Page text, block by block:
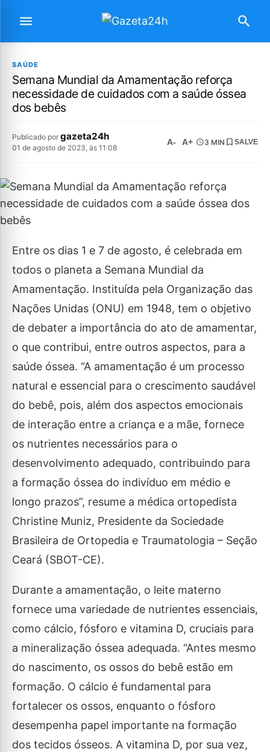
SAÚDE
Semana Mundial da Amamentação reforça
necessidade de cuidados com a saúde óssea
dos bebês
Publicado por gazeta24h
01 de agosto de 2023, às 11:08
A- A+ 3 MIN SALVE
Entre os dias 1 e 7 de agosto, é celebrada em
todos o planeta a Semana Mundial da
Amamentação. Instituída pela Organização das
Nações Unidas (ONU) em 1948, tem o objetivo
de debater a importância do ato de amamentar,
o que contribui, entre outros aspectos, para a
saúde óssea. “A amamentação é um processo
natural e essencial para o crescimento saudável
do bebê, pois, além dos aspectos emocionais
de interação entre a criança e a mãe, fornece
os nutrientes necessários para o
desenvolvimento adequado, contribuindo para
a formação óssea do indivíduo em médio e
longo prazos”, resume a médica ortopedista
Christine Muniz, Presidente da Sociedade
Brasileira de Ortopedia e Traumatologia – Seção
Ceará (SBOT-CE).
Durante a amamentação, o leite materno
fornece uma variedade de nutrientes essenciais,
como cálcio, fósforo e vitamina D, cruciais para
a mineralização óssea adequada. “Antes mesmo
do nascimento, os ossos do bebê estão em
formação. O cálcio é fundamental para
fortalecer os ossos, enquanto o fósforo
desempenha papel importante na formação
dos tecidos ósseos. A vitamina D, por sua vez,